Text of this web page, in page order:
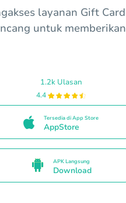
layanan Gift Card
untuk memberikan
1.2k Ulasan
4.4
Tersedia di App Store
AppStore
APK Langsung
Download